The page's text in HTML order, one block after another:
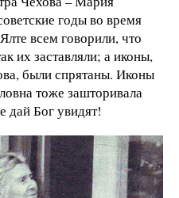
годы во время
всем говорили, что
их заставляли; а иконы,
были спрятаны. Иконы
тоже зашторивала
дай Бог увидят!